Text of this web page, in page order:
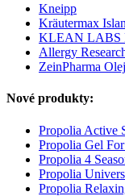
Kneipp
Kräutermax
KLEAN LABS
Allergy
ZeinPharma
Nové produkty:
Propolia Active
Propolia Gel
Propolia 4
Propolia
Propolia